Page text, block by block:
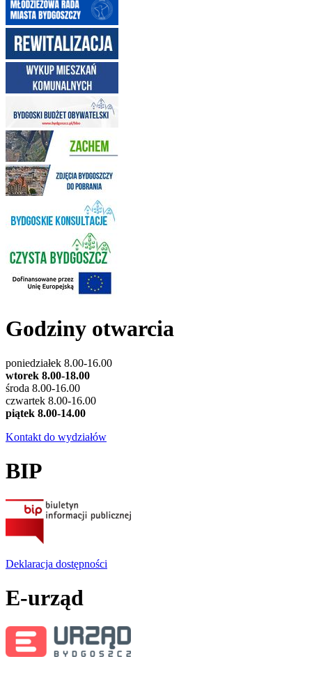
Godziny otwarcia
poniedziałek 8.00-16.00
wtorek 8.00-18.00
środa 8.00-16.00
czwartek 8.00-16.00
piątek 8.00-14.00
Kontakt do wydziałów
BIP
Deklaracja dostępności
E-urząd